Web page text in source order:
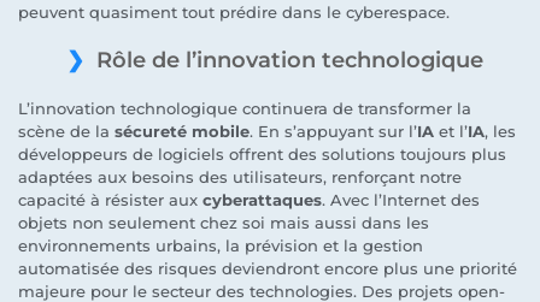
peuvent quasiment tout prédire dans le cyberespace.
Rôle de l’innovation technologique
L’innovation technologique continuera de transformer la
scène de la sécureté mobile. En s’appuyant sur l’IA et l’IA, les
développeurs de logiciels offrent des solutions toujours plus
adaptées aux besoins des utilisateurs, renforçant notre
capacité à résister aux cyberattaques. Avec l’Internet des
objets non seulement chez soi mais aussi dans les
environnements urbains, la prévision et la gestion
automatisée des risques deviendront encore plus une priorité
majeure pour le secteur des technologies. Des projets open-